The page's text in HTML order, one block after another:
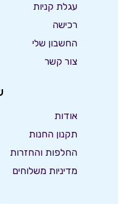
עגלת קניות
רכישה
החשבון שלי
צור קשר
אודות
תקנון החנות
החלפות והחזרות
מדיניות משלוחים